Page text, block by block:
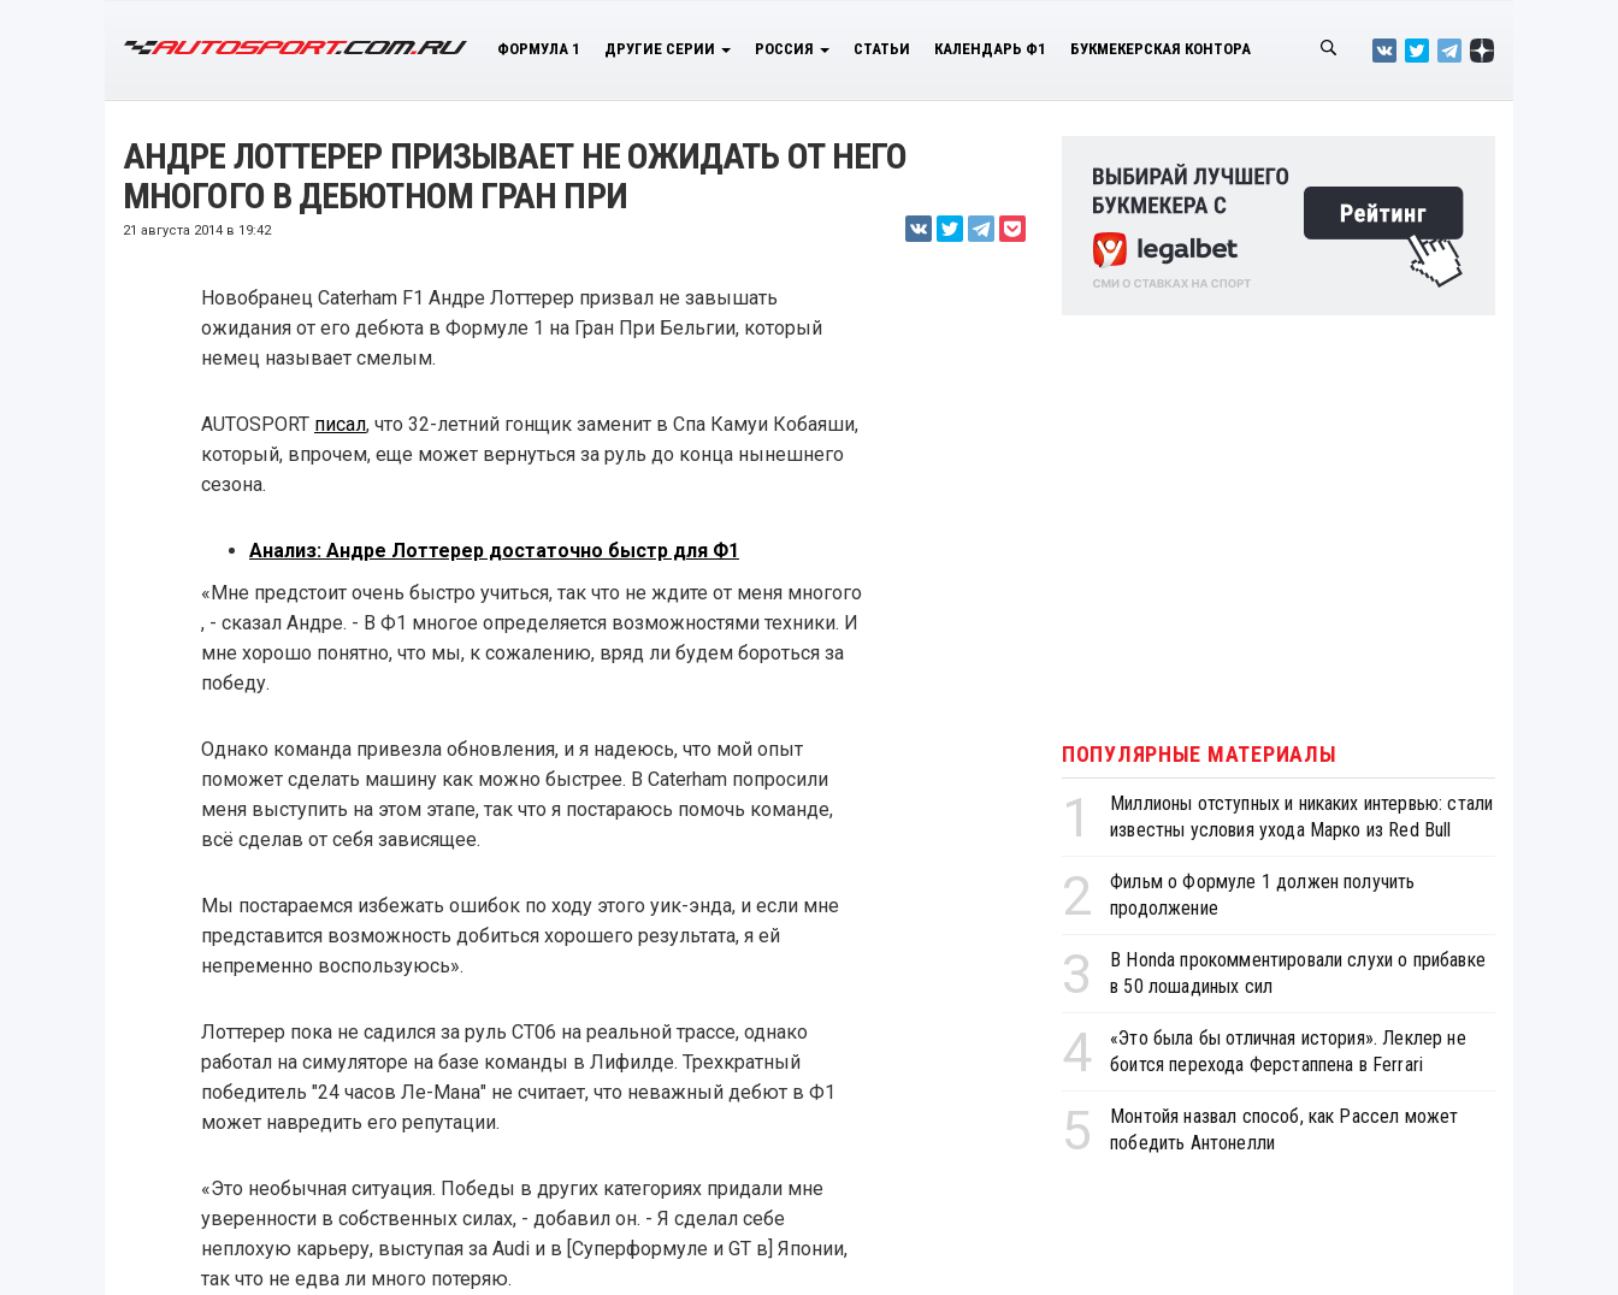
ФОРМУЛА 1 ДРУГИЕ СЕРИИ РОССИЯ СТАТЬИ КАЛЕНДАРЬ Ф1 БУКМЕКЕРСКАЯ КОНТОРА
АНДРЕ ЛОТТЕРЕР ПРИЗЫВАЕТ НЕ ОЖИДАТЬ ОТ НЕГО
МНОГОГО В ДЕБЮТНОМ ГРАН ПРИ
21 августа 2014 в 19:42
Новобранец Caterham F1 Андре Лоттерер призвал не завышать
ожидания от его дебюта в Формуле 1 на Гран При Бельгии, который
немец называет смелым.
AUTOSPORT писал, что 32-летний гонщик заменит в Спа Камуи Кобаяши,
который, впрочем, еще может вернуться за руль до конца нынешнего
сезона.
Анализ: Андре Лоттерер достаточно быстр для Ф1
«Мне предстоит очень быстро учиться, так что не ждите от меня многого
, - сказал Андре. - В Ф1 многое определяется возможностями техники. И
мне хорошо понятно, что мы, к сожалению, вряд ли будем бороться за
победу.
Однако команда привезла обновления, и я надеюсь, что мой опыт
поможет сделать машину как можно быстрее. В Caterham попросили
меня выступить на этом этапе, так что я постараюсь помочь команде,
всё сделав от себя зависящее.
Мы постараемся избежать ошибок по ходу этого уик-энда, и если мне
представится возможность добиться хорошего результата, я ей
непременно воспользуюсь».
Лоттерер пока не садился за руль CT06 на реальной трассе, однако
работал на симуляторе на базе команды в Лифилде. Трехкратный
победитель "24 часов Ле-Мана" не считает, что неважный дебют в Ф1
может навредить его репутации.
«Это необычная ситуация. Победы в других категориях придали мне
уверенности в собственных силах, - добавил он. - Я сделал себе
неплохую карьеру, выступая за Audi и в [Суперформуле и GT в] Японии,
так что не едва ли много потеряю.
ПОПУЛЯРНЫЕ МАТЕРИАЛЫ
1
Миллионы отступных и никаких интервью: стали
известны условия ухода Марко из Red Bull
2
Фильм о Формуле 1 должен получить
продолжение
3
В Honda прокомментировали слухи о прибавке
в 50 лошадиных сил
4
«Это была бы отличная история». Леклер не
боится перехода Ферстаппена в Ferrari
5
Монтойя назвал способ, как Рассел может
победить Антонелли